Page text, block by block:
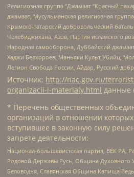
Религиозная группа “Джамаат “Красный
джамаат, Мусульманская религиозная
Крымско-татарский добровольческий
Челебиджихана, Азов, Партия исламского
Народная самооборона, Дуббайский
Хаджи Белхороев, Маньяки Культ Убийц,
Легион Свобода России, Айдар, Русский
Источник: http://nac.gov.ru/
organizacii-i-materialy.html данные
* Перечень общественных
организаций в отношении
вступившее в законную силу
запрете деятельности:
Национал-большевистская партия, ВЕК РА,
Родовой Державы Русь, Община Духовного
Беловодья, Славянская Община Капища